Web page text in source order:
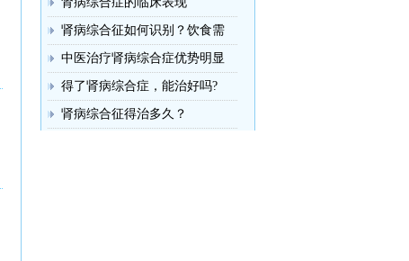
肾病综合征如何识别？饮食需
中医治疗肾病综合症优势明显
得了肾病综合症，能治好吗?
肾病综合征得治多久？